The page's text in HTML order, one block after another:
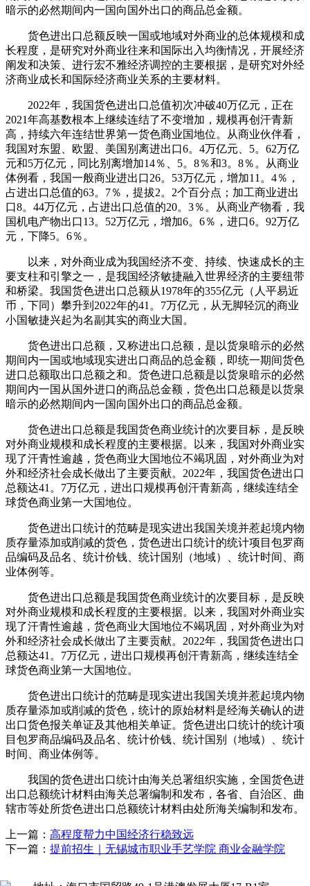
暗示的必然期间内一国向国外出口的商品总金额。
货色进出口总额反映一国或地域对外商业的总体规模和成
长程度，是研究对外商业往来和国际出入均衡情况，开展经济
阐发和决策、进行宏不雅经济调控的主要根据，是研究对外经
济商业成长和国际经济商业关系的主要材料。
2022年，我国货色进出口总值初次冲破40万亿元，正在
2021年高基数根本上继续连结了不变增加，规模再创汗青新
高，持续六年连结世界第一货色商业国地位。从商业伙伴看，
我国对东盟、欧盟、美国别离进出口6。4万亿元、5。62万亿
元和5万亿元，同比别离增加14％、5。8％和3。8％。从商业
体例看，我国一般商业进出口26。53万亿元，增加11。4％，
占进出口总值的63。7％，提拔2。2个百分点；加工商业进出
口8。44万亿元，占进出口总值的20。3％。从商业产物看，我
国机电产物出口13。52万亿元，增加6。6％，进口6。92万亿
元，下降5。6％。
以来，对外商业成为我国经济不变、持续、快速成长的主
要支柱和引擎之一，是我国经济敏捷融入世界经济的主要纽带
和桥梁。我国货色进出口总额从1978年的355亿元（人平易近
币，下同）攀升到2022年的41。7万亿元，从无脚轻沉的商业
小国敏捷兴起为名副其实的商业大国。
货色进出口总额，又称进出口总额，是以货泉暗示的必然
期间内一国或地域现实进出口商品的总金额，即统一期间货色
进口总额取出口总额之和。货色进口总额是以货泉暗示的必然
期间内一国从国外进口的商品总金额，货色出口总额是以货泉
暗示的必然期间内一国向国外出口的商品总金额。
货色进出口总额是我国货色商业统计的次要目标，是反映
对外商业规模和成长程度的主要根据。以来，我国对外商业实
现了汗青性逾越，货色商业大国地位不竭巩固，对外商业为对
外和经济社会成长做出了主要贡献。2022年，我国货色进出口
总额达41。7万亿元，进出口规模再创汗青新高，继续连结全
球货色商业第一大国地位。
货色进出口统计的范畴是现实进出我国关境并惹起境内物
质存量添加或削减的货色，货色进出口统计的统计项目包罗商
品编码及品名、统计价钱、统计国别（地域）、统计时间、商
业体例等。
货色进出口总额是我国货色商业统计的次要目标，是反映
对外商业规模和成长程度的主要根据。以来，我国对外商业实
现了汗青性逾越，货色商业大国地位不竭巩固，对外商业为对
外和经济社会成长做出了主要贡献。2022年，我国货色进出口
总额达41。7万亿元，进出口规模再创汗青新高，继续连结全
球货色商业第一大国地位。
货色进出口统计的范畴是现实进出我国关境并惹起境内物
质存量添加或削减的货色，统计的原始材料是经海关确认的进
出口货色报关单证及其他相关单证。货色进出口统计的统计项
目包罗商品编码及品名、统计价钱、统计国别（地域）、统计
时间、商业体例等。
我国的货色进出口统计由海关总署组织实施，全国货色进
出口总额统计材料由海关总署编制和发布，各省、自治区、曲
辖市等处所货色进出口总额统计材料由处所海关编制和发布。
上一篇： 高程度帮力中国经济行稳致远
下一篇： 提前招生｜无锡城市职业手艺学院 商业金融学院